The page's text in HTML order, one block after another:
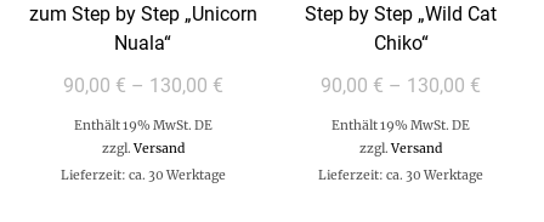
zum Step by Step „Unicorn
Nuala“
90,00 € – 130,00 €
Enthält 19% MwSt. DE
zzgl.Versand
Lieferzeit: ca. 30 Werktage
Step by Step „Wild Cat
Chiko“
90,00 € – 130,00 €
Enthält 19% MwSt. DE
zzgl.Versand
Lieferzeit: ca. 30 Werktage